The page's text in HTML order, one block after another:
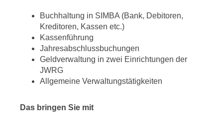
Buchhaltung in SIMBA (Bank, Debitoren,
Kreditoren, Kassen etc.)
Kassenführung
Jahresabschlussbuchungen
Geldverwaltung in zwei Einrichtungen der
JWRG
Allgemeine Verwaltungstätigkeiten
Das bringen Sie mit